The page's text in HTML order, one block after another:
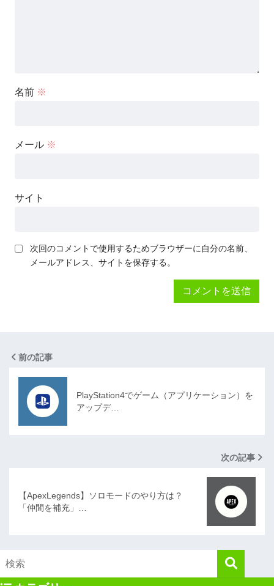
名前 ※
メール ※
サイト
次回のコメントで使用するためブラウザーに自分の名前、
メールアドレス、サイトを保存する。
前の記事
PlayStation4でゲーム（アプリケーション）を
アップデ…
次の記事
【ApexLegends】ソロモードのやり方は？
「仲間を補充」…